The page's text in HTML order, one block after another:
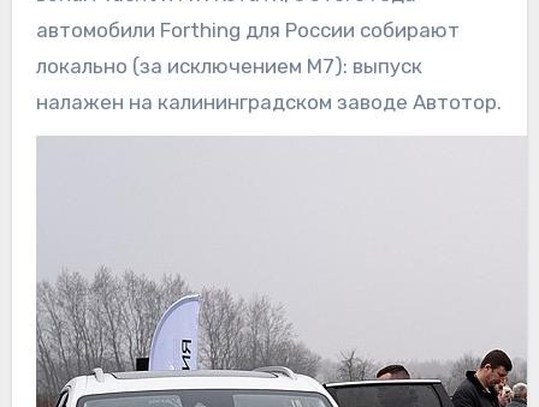
автомобили Forthing для России собирают
локально (за исключением M7): выпуск
налажен на калининградском заводе Автотор.